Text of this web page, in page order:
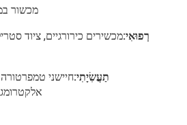
מכשור
רְפוּאִי:מכשירים כירורגיים, ציוד
תַעֲשִׂיָתִי:חיישני